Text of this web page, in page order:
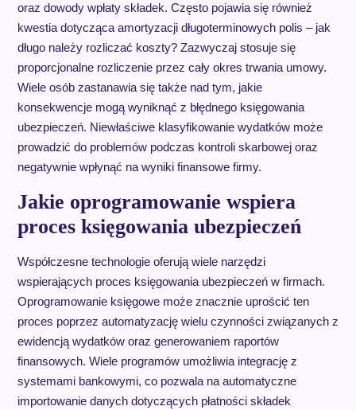
oraz dowody wpłaty składek. Często pojawia się również
kwestia dotycząca amortyzacji długoterminowych polis – jak
długo należy rozliczać koszty? Zazwyczaj stosuje się
proporcjonalne rozliczenie przez cały okres trwania umowy.
Wiele osób zastanawia się także nad tym, jakie
konsekwencje mogą wyniknąć z błędnego księgowania
ubezpieczeń. Niewłaściwe klasyfikowanie wydatków może
prowadzić do problemów podczas kontroli skarbowej oraz
negatywnie wpłynąć na wyniki finansowe firmy.
Jakie oprogramowanie wspiera
proces księgowania ubezpieczeń
Współczesne technologie oferują wiele narzędzi
wspierających proces księgowania ubezpieczeń w firmach.
Oprogramowanie księgowe może znacznie uprościć ten
proces poprzez automatyzację wielu czynności związanych z
ewidencją wydatków oraz generowaniem raportów
finansowych. Wiele programów umożliwia integrację z
systemami bankowymi, co pozwala na automatyczne
importowanie danych dotyczących płatności składek